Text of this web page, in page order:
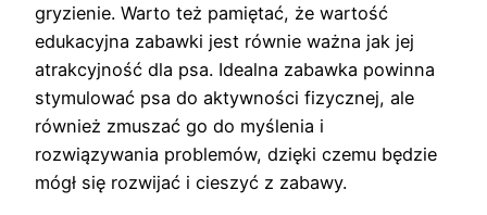
gryzienie. Warto też pamiętać, że wartość
edukacyjna zabawki jest równie ważna jak jej
atrakcyjność dla psa. Idealna zabawka powinna
stymulować psa do aktywności fizycznej, ale
również zmuszać go do myślenia i
rozwiązywania problemów, dzięki czemu będzie
mógł się rozwijać i cieszyć z zabawy.